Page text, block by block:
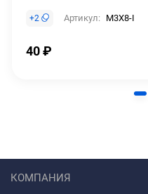
+2 Артикул: M3X8-I
40₽
КОМПАНИЯ